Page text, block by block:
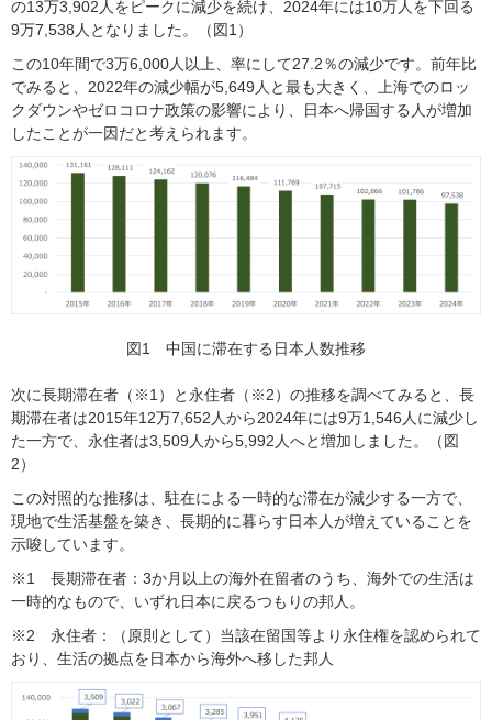
の13万3,902人をピークに減少を続け、2024年には10万人を下回る
9万7,538人となりました。（図1）
この10年間で3万6,000人以上、率にして27.2％の減少です。前年比
でみると、2022年の減少幅が5,649人と最も大きく、上海でのロッ
クダウンやゼロコロナ政策の影響により、日本へ帰国する人が増加
したことが一因だと考えられます。
図1 中国に滞在する日本人数推移
次に長期滞在者（※1）と永住者（※2）の推移を調べてみると、長
期滞在者は2015年12万7,652人から2024年には9万1,546人に減少し
た一方で、永住者は3,509人から5,992人へと増加しました。（図
2）
この対照的な推移は、駐在による一時的な滞在が減少する一方で、
現地で生活基盤を築き、長期的に暮らす日本人が増えていることを
示唆しています。
※1 長期滞在者：3か月以上の海外在留者のうち、海外での生活は
一時的なもので、いずれ日本に戻るつもりの邦人。
※2 永住者：（原則として）当該在留国等より永住権を認められて
おり、生活の拠点を日本から海外へ移した邦人